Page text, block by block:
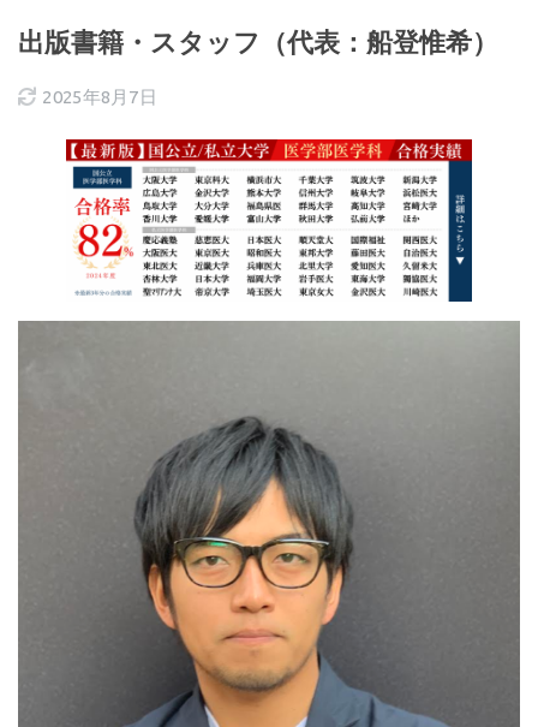
出版書籍・スタッフ（代表：船登惟希）
2025年8月7日